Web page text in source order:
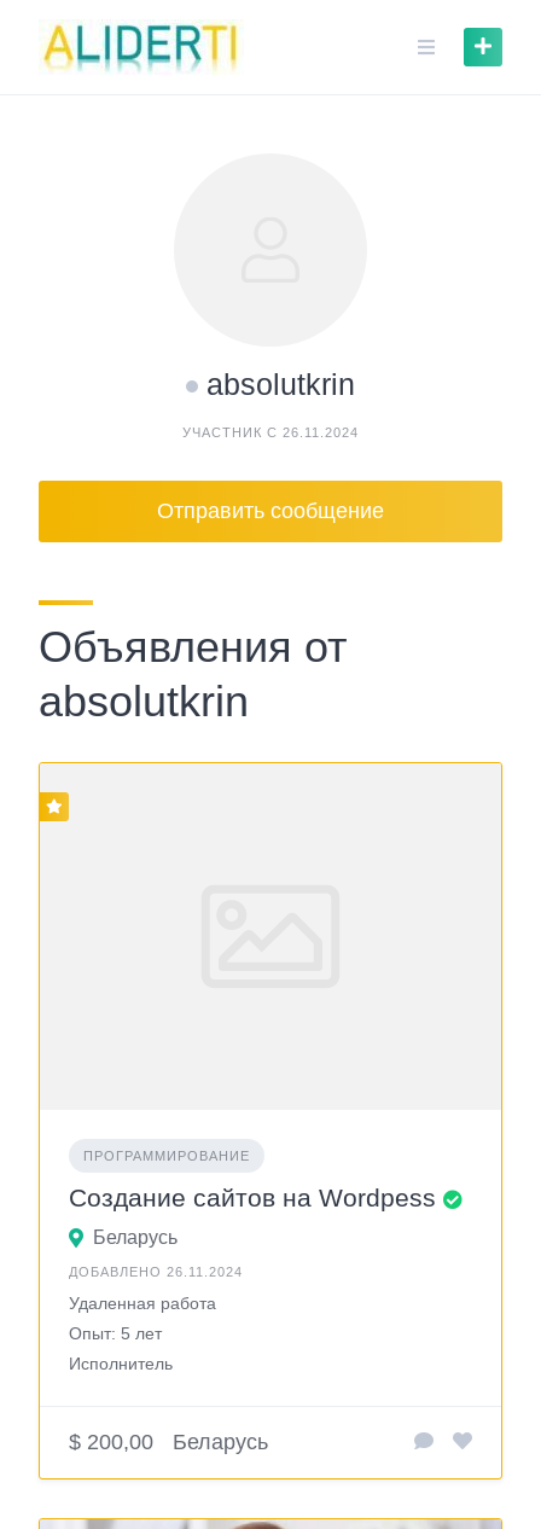
content
absolutkrin
УЧАСТНИК С 26.11.2024
Отправить сообщение
Объявления от
absolutkrin
ПРОГРАММИРОВАНИЕ
Создание сайтов на Wordpess
Беларусь
ДОБАВЛЕНО 26.11.2024
Удаленная работа
Опыт: 5 лет
Исполнитель
$ 200,00 Беларусь